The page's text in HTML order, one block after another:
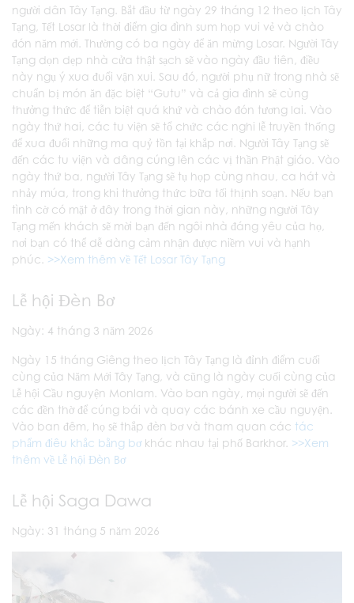
người dân Tây Tạng. Bắt đầu từ ngày 29 tháng 12 theo lịch Tây
Tạng, Tết Losar là thời điểm gia đình sum họp vui vẻ và chào
đón năm mới. Thường có ba ngày để ăn mừng Losar. Người Tây
Tạng dọn dẹp nhà cửa thật sạch sẽ vào ngày đầu tiên, điều
này ngụ ý xua đuổi vận xui. Sau đó, người phụ nữ trong nhà sẽ
chuẩn bị món ăn đặc biệt “Gutu” và cả gia đình sẽ cùng
thưởng thức để tiễn biệt quá khứ và chào đón tương lai. Vào
ngày thứ hai, các tu viện sẽ tổ chức các nghi lễ truyền thống
để xua đuổi những ma quỷ tồn tại khắp nơi. Người Tây Tạng sẽ
đến các tu viện và dâng cúng lên các vị thần Phật giáo. Vào
ngày thứ ba, người Tây Tạng sẽ tụ họp cùng nhau, ca hát và
nhảy múa, trong khi thưởng thức bữa tối thịnh soạn. Nếu bạn
tình cờ có mặt ở đây trong thời gian này, những người Tây
Tạng mến khách sẽ mời bạn đến ngôi nhà đáng yêu của họ,
nơi bạn có thể dễ dàng cảm nhận được niềm vui và hạnh
phúc. >>Xem thêm về Tết Losar Tây Tạng
Lễ hội Đèn Bơ
Ngày: 4 tháng 3 năm 2026
Ngày 15 tháng Giêng theo lịch Tây Tạng là đỉnh điểm cuối
cùng của Năm Mới Tây Tạng, và cũng là ngày cuối cùng của
Lễ hội Cầu nguyện Monlam. Vào ban ngày, mọi người sẽ đến
các đền thờ để cúng bái và quay các bánh xe cầu nguyện.
Vào ban đêm, họ sẽ thắp đèn bơ và tham quan các tác
phẩm điêu khắc bằng bơ khác nhau tại phố Barkhor. >>Xem
thêm về Lễ hội Đèn Bơ
Lễ hội Saga Dawa
Ngày: 31 tháng 5 năm 2026